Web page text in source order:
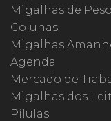
Migalhas de Peso
Colunas
Migalhas
Agenda
Mercado de
Migalhas dos
Pílulas